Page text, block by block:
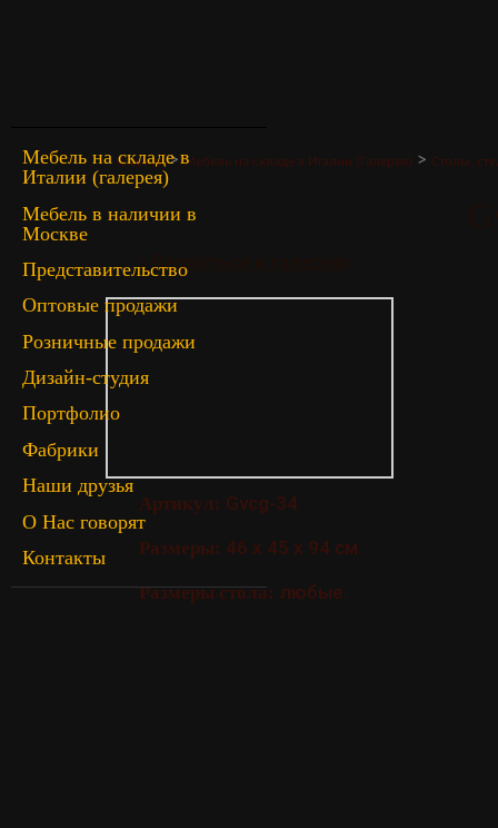
Мебель на складе в
Италии (галерея)
Мебель в наличии в
Москве
Представительство
Оптовые продажи
Розничные продажи
Дизайн-студия
Портфолио
Фабрики
Наши друзья
О Нас говорят
Контакты
Главная>Мебель на складе в Италии (Галерея) > Столы,
« Вернуться в галерею
Артикул: Gvcg-34
Размеры: 46 х 45 х 94 см.
Размеры стола: любые.